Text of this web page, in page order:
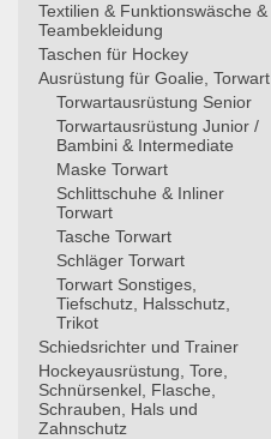
Textilien & Funktionswäsche &
Teambekleidung
Taschen für Hockey
Ausrüstung für Goalie, Torwart
Torwartausrüstung Senior
Torwartausrüstung Junior /
Bambini & Intermediate
Maske Torwart
Schlittschuhe & Inliner
Torwart
Tasche Torwart
Schläger Torwart
Torwart Sonstiges,
Tiefschutz, Halsschutz,
Trikot
Schiedsrichter und Trainer
Hockeyausrüstung, Tore,
Schnürsenkel, Flasche,
Schrauben, Hals und
Zahnschutz